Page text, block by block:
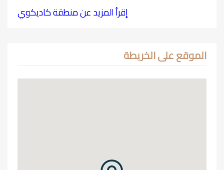
إقرأ المزيد عن منطقة كاديكوي
الموقع على الخريطة